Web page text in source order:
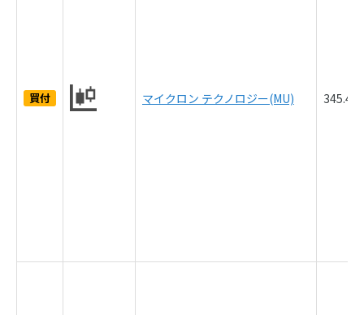
買付 マイクロン テクノロジー(MU) 345.48